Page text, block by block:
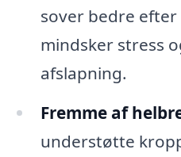
sover bedre efter
mindsker stress
afslapning.
Fremme af
understøtte